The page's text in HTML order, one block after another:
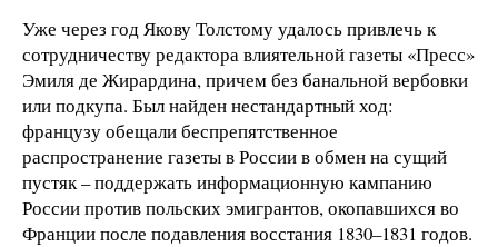
Уже через год Якову Толстому удалось привлечь к
сотрудничеству редактора влиятельной газеты «Пресс»
Эмиля де Жирардина, причем без банальной вербовки
или подкупа. Был найден нестандартный ход:
французу обещали беспрепятственное
распространение газеты в России в обмен на сущий
пустяк – поддержать информационную кампанию
России против польских эмигрантов, окопавшихся во
Франции после подавления восстания 1830–1831 годов.